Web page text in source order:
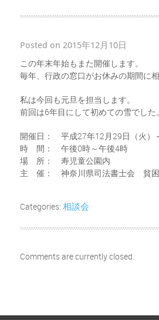
Posted on 2015年12月10日
この年末年始もまた開催します。
毎年、行政の窓口がお休みの期間に
私は今回も元旦を担当します。
前回は6年目にして初めての雪でした
開催日： 平成27年12月29日（火）
時 間： 午後0時～午後4時
場 所： 寿児童公園内
主 催： 神奈川県司法書士会 貧困
Categories: 相談会
Comments are currently closed.